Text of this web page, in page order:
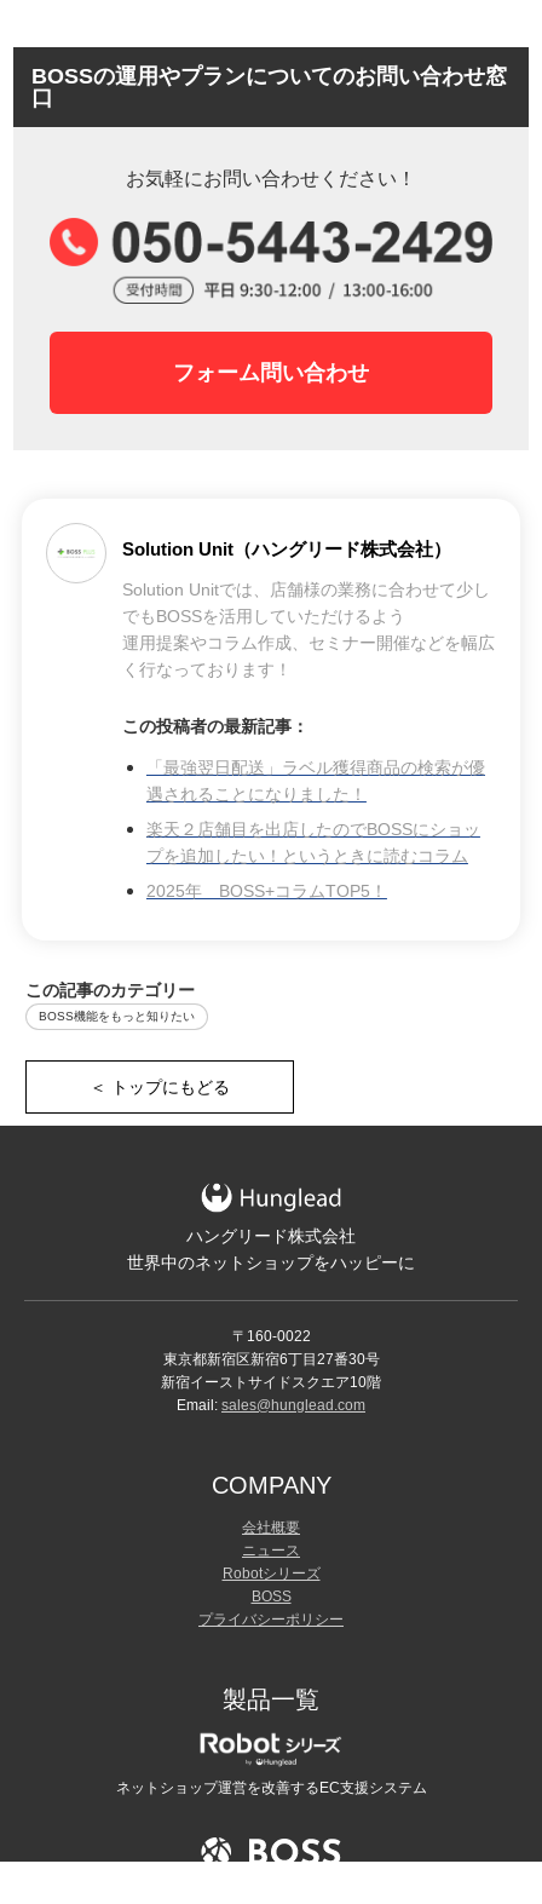
BOSSの運用やプランについてのお問い合わせ窓
口
お気軽にお問い合わせください！
フォーム問い合わせ
Solution Unit（ハングリード株式会社）
Solution Unitでは、店舗様の業務に合わせて少し
でもBOSSを活用していただけるよう
運用提案やコラム作成、セミナー開催などを幅広
く行なっております！
この投稿者の最新記事：
「最強翌日配送」ラベル獲得商品の検索が優
遇されることになりました！
楽天２店舗目を出店したのでBOSSにショッ
プを追加したい！というときに読むコラム
2025年 BOSS+コラムTOP5！
この記事のカテゴリー
BOSS機能をもっと知りたい
＜ トップにもどる
ハングリード株式会社
世界中のネットショップをハッピーに
〒160-0022
東京都新宿区新宿6丁目27番30号
新宿イーストサイドスクエア10階
Email: sales@hunglead.com
COMPANY
会社概要
ニュース
Robotシリーズ
BOSS
プライバシーポリシー
製品一覧
ネットショップ運営を改善するEC支援システム